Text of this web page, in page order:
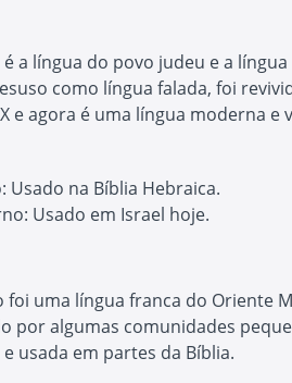
a língua do povo judeu e a
como língua falada, foi
e agora é uma língua moderna e
Usado na Bíblia Hebraica.
Usado em Israel hoje.
foi uma língua franca do Oriente
por algumas comunidades
usada em partes da Bíblia.